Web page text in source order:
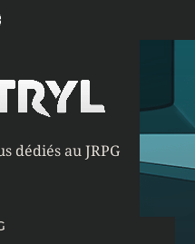
dédiés au JRPG